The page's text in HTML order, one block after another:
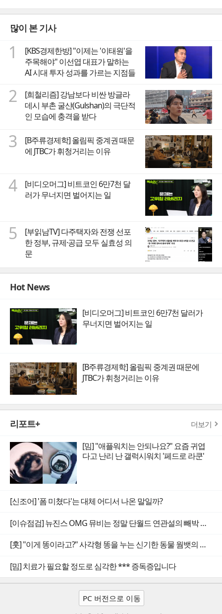
많이 본 기사
1
[KBS경제한방] "이제는 '이태원'을
주목해야" 이선엽 대표가 말하는
AI 시대 투자 성과를 가르는 지점들
2
[희철리즘] 강남보다 비싼 방글라
데시 부촌 굴샨(Gulshan)의 극단적
인 모습에 충격을 받다
3
[B주류경제학] 올림픽 중계권 때문
에 JTBC가 휘청거리는 이유
4
[비디오머그] 비트코인 6만7천 달
러가 무너지면 벌어지는 일
5
[부읽남TV] 다주택자와 전쟁 선포
한 정부, 규제·공급 모두 실효성 의
문
Hot News
[비디오머그] 비트코인 6만7천 달러가
무너지면 벌어지는 일
[B주류경제학] 올림픽 중계권 때문에
JTBC가 휘청거리는 이유
리포트+ 더보기
[밈] "애플워치는 안되나요?" 요즘 귀엽
다고 난리 난 갤럭시워치 '페드로 라쿤'
[신조어] '폼 미쳤다'는 대체 어디서 나온 말일까?
[이슈점검] 뉴진스 OMG 뮤비는 정말 단월드 연관설의 빼박 증거일까
[훗] "이게 똥이라고?" 사각형 똥을 누는 신기한 동물 웜뱃의 비밀
[밈] 치료가 필요할 정도로 심각한 *** 증독증입니다
PC 버전으로 이동